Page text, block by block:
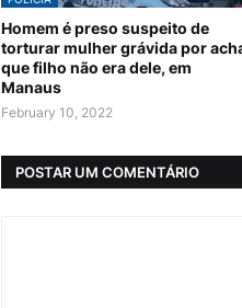
Homem é preso suspeito de
torturar mulher grávida por
que filho não era dele, em
Manaus
February 10, 2022
POSTAR UM COMENTÁRIO